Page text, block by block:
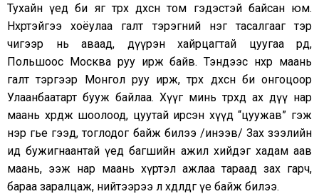
Тухайн үед би яг төрөх дөхсөн том гэдэстэй байсан юм.
Нөхөртэйгээ хоёулаа галт тэрэгний нэг тасалгааг тэр
чигээр нь аваад, дүүрэн хайрцагтай цуугаа өрөөд,
Польшоос Москва руу ирж байв. Тэндээс нөхөр маань
галт тэргээр Монгол руу ирж, төрөх дөхсөн би онгоцоор
Улаанбаатарт бууж байлаа. Хүүг минь төрөхөд ах дүү нар
маань өхөөрдөж шоолоод, цуутай ирсэн хүүд “цуужав” гэж
нэр өгье гээд, тоглодог байж билээ /инээв/ Зах зээлийн
ид бужигнаантай үед багшийн ажил хийдэг хадам аав
маань, ээж нар маань хүртэл ажлаа тараад зах гарч,
бараа заралцаж, нийтээрээ л хөдөлдөг үе байж билээ.